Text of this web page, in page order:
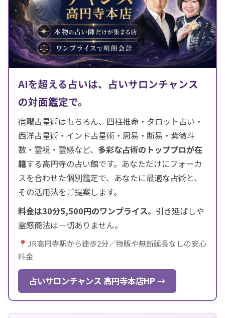
AIを超える占いは、占いサロンチャンス
の対面鑑定で。
宿曜占星術はもちろん、四柱推命・タロット占い・
西洋占星術・インド占星術・周易・断易・紫微斗
数・霊視・霊感など、 多彩な占術のトッププロが在
籍する高円寺の占い館です。あなただけにフォーカ
スを合わせた個別鑑定で、あなたに最適な占術と、
その活用法をご提案します。
料金は30分5,500円のワンプライス。引き延ばしや
霊感商法は一切ありません。
📍JR高円寺駅から徒歩2分／物販や無断延長なしの安心
料金
占いサロンチャンス 高円寺本店HP →